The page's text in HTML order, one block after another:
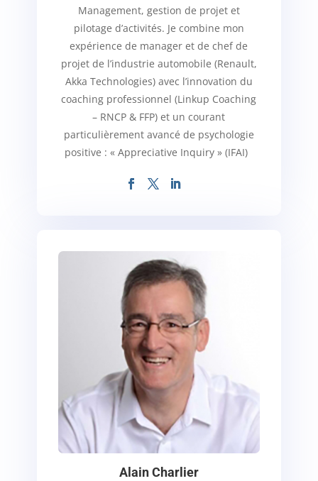
Management, gestion de projet et
pilotage d’activités. Je combine mon
expérience de manager et de chef de
projet de l’industrie automobile (Renault,
Akka Technologies) avec l’innovation du
coaching professionnel (Linkup Coaching
– RNCP & FFP) et un courant
particulièrement avancé de psychologie
positive : « Appreciative Inquiry » (IFAI)
Alain Charlier